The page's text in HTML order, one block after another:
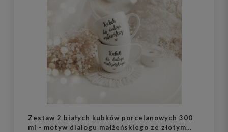
Zestaw 2 białych kubków porcelanowych 300
ml - motyw dialogu małżeńskiego ze złotym